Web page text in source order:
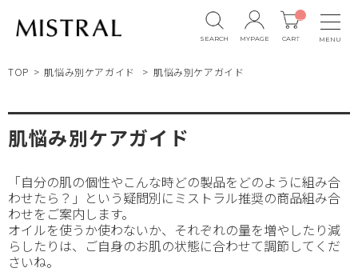
SEARCH MYPAGE
__
IT
M_
CART
TOP 肌悩み別ケアガイド 肌悩み別ケアガイド
肌悩み別ケアガイド
「自分の肌の個性やこんな時どの製品をどのように組み合
わせたら？」という疑問別にミストラル推奨の商品組み合
わせをご案内します。
オイルを使うか使わないか、それぞれの量を増やしたり減
らしたりは、ご自身のお肌の状態に合わせて調節してくだ
さいね。
MENU